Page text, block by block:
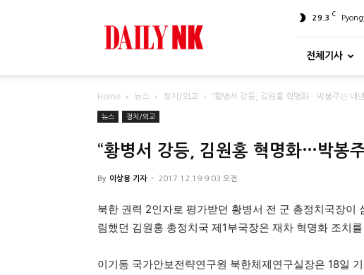
29.3 C
전체기사
Home 뉴스 정치/외교 “황병서 강등, 김원홍 혁명화…박봉주는 내
뉴스 정치/외교
“황병서 강등, 김원홍 혁명화…박봉
By 이상용 기자 - 2017.12.19 9:03 오전
북한 권력 2인자로 평가받던 황병서 전 군 총정치국장이
림했던 김원홍 총정치국 제1부국장은 재차 혁명화 조치
이기동 국가안보전략연구원 북한체제연구실장은 18일